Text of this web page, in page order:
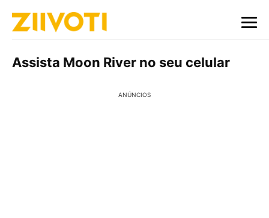
Assista Moon River no seu celular
ANÚNCIOS